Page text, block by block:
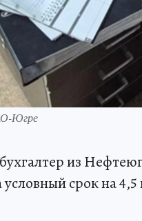
Югре
из
условный срок на